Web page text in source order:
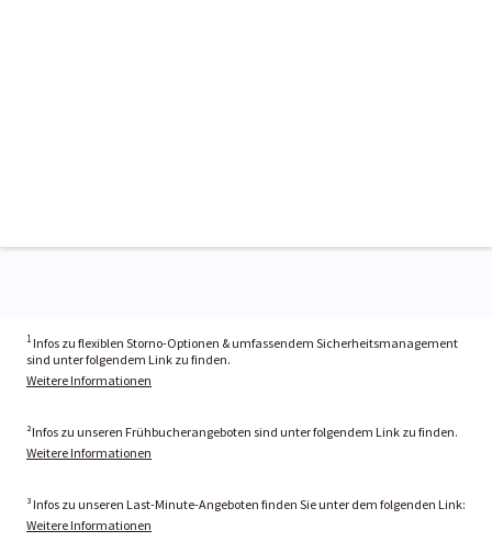
1 Infos zu flexiblen Storno-Optionen & umfassendem Sicherheitsmanagement
sind unter folgendem Link zu finden.
Weitere Informationen
²Infos zu unseren Frühbucherangeboten sind unter folgendem Link zu finden.
Weitere Informationen
³ Infos zu unseren Last-Minute-Angeboten finden Sie unter dem folgenden Link:
Weitere Informationen